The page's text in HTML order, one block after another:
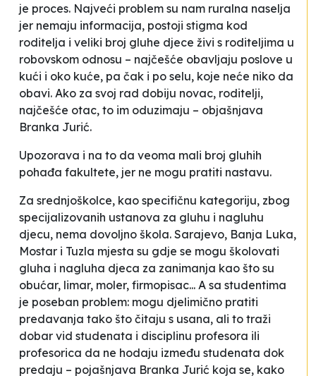
je proces. Najveći problem su nam ruralna naselja
jer nemaju informacija, postoji stigma kod
roditelja i veliki broj gluhe djece živi s roditeljima u
robovskom odnosu – najčešće obavljaju poslove u
kući i oko kuće, pa čak i po selu, koje neće niko da
obavi. Ako za svoj rad dobiju novac, roditelji,
najčešće otac, to im oduzimaju – objašnjava
Branka Jurić.
Upozorava i na to da veoma mali broj gluhih
pohađa fakultete, jer ne mogu pratiti nastavu.
Za srednjoškolce, kao specifičnu kategoriju, zbog
specijalizovanih ustanova za gluhu i nagluhu
djecu, nema dovoljno škola. Sarajevo, Banja Luka,
Mostar i Tuzla mjesta su gdje se mogu školovati
gluha i nagluha djeca za zanimanja kao što su
obućar, limar, moler, firmopisac... A sa studentima
je poseban problem: mogu djelimično pratiti
predavanja tako što čitaju s usana, ali to traži
dobar vid studenata i disciplinu profesora ili
profesorica da ne hodaju između studenata dok
predaju – pojašnjava Branka Jurić koja se, kako